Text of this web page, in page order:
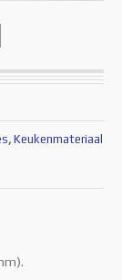
, Keukenmateriaal